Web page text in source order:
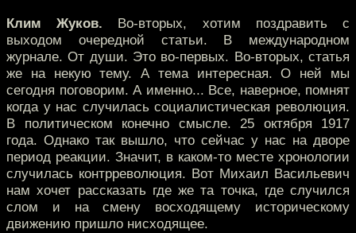
Клим Жуков. Во-вторых, хотим поздравить с
выходом очередной статьи. В международном
журнале. От души. Это во-первых. Во-вторых, статья
же на некую тему. А тема интересная. О ней мы
сегодня поговорим. А именно... Все, наверное, помнят
когда у нас случилась социалистическая революция.
В политическом конечно смысле. 25 октября 1917
года. Однако так вышло, что сейчас у нас на дворе
период реакции. Значит, в каком-то месте хронологии
случилась контрреволюция. Вот Михаил Васильевич
нам хочет рассказать где же та точка, где случился
слом и на смену восходящему историческому
движению пришло нисходящее.